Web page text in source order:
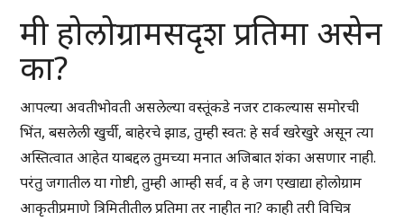
मी होलोग्रामसदृश प्रतिमा असेन
का?
आपल्या अवतीभोवती असलेल्या वस्तूंकडे नजर टाकल्यास समोरची
भिंत, बसलेली खुर्ची, बाहेरचे झाड, तुम्ही स्वत: हे सर्व खरेखुरे असून त्या
अस्तित्वात आहेत याबद्दल तुमच्या मनात अजिबात शंका असणार नाही.
परंतु जगातील या गोष्टी, तुम्ही आम्ही सर्व, व हे जग एखाद्या होलोग्राम
आकृतीप्रमाणे त्रिमितीतील प्रतिमा तर नाहीत ना? काही तरी विचित्र